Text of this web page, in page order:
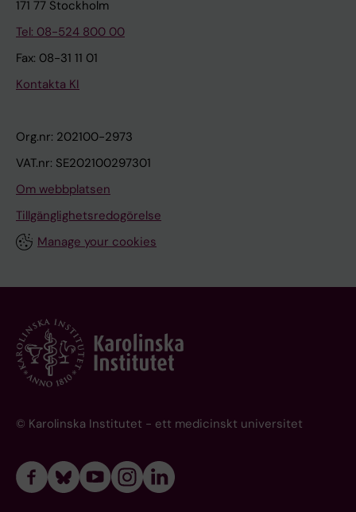
171 77 Stockholm
Tel: 08-524 800 00
Fax: 08-31 11 01
Kontakta KI
Org.nr: 202100-2973
VAT.nr: SE202100297301
Om webbplatsen
Tillgänglighetsredogörelse
Manage your cookies
© Karolinska Institutet - ett medicinskt universitet